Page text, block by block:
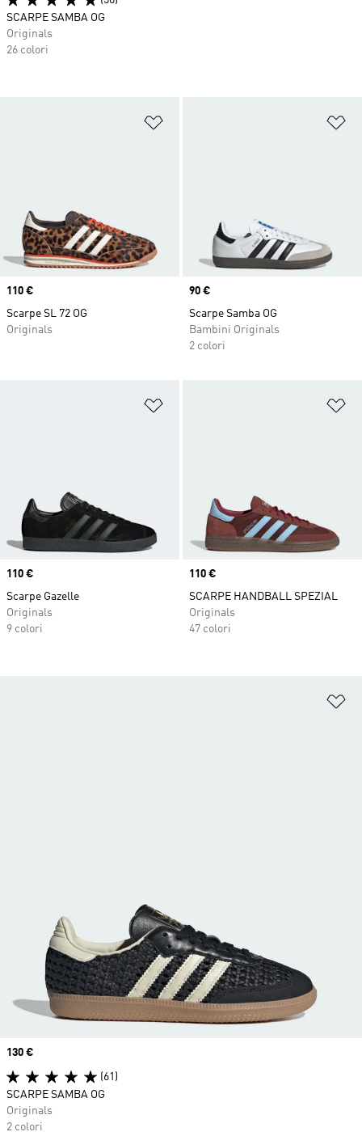
Aggiungi alla lista dei desideri
Price
110 €
Scarpe SL 72 OG
Originals
Price
90 €
Scarpe Samba OG
Bambini Originals
2 colori
Aggiungi alla lista dei desideri
Price
110 €
Scarpe Gazelle
Originals
9 colori
Price
110 €
SCARPE HANDBALL SPEZIAL
Originals
47 colori
SCARPE SAMBA OG
Originals
26 colori
Price
130 €
(61)
SCARPE SAMBA OG
Originals
2 colori